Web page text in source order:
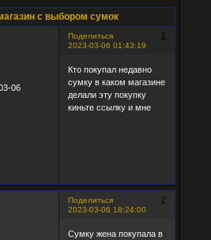
с выбором сумок
Поделиться
1
2023-03-06 01:43:19
06
Кто покупал недавно
сумку в каком магазине
делали эту покупку
киньте ссылку и мне
Поделиться
2
2023-03-06 18:24:00
Сумку жена покупала в